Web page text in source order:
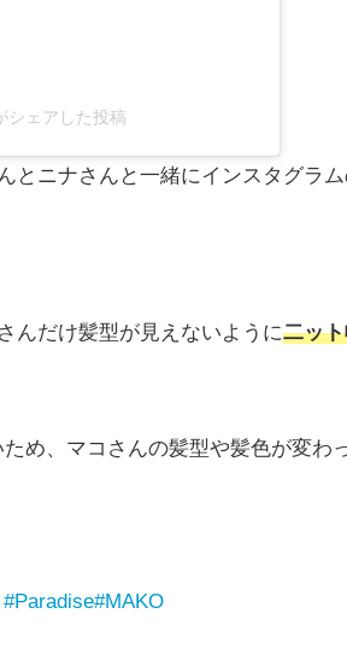
シェアした投稿
とニナさんと一緒にインスタグラ
んだけ髪型が見えないように二ッ
め、マコさんの髪型や髪色が変わ
#Paradise#MAKO